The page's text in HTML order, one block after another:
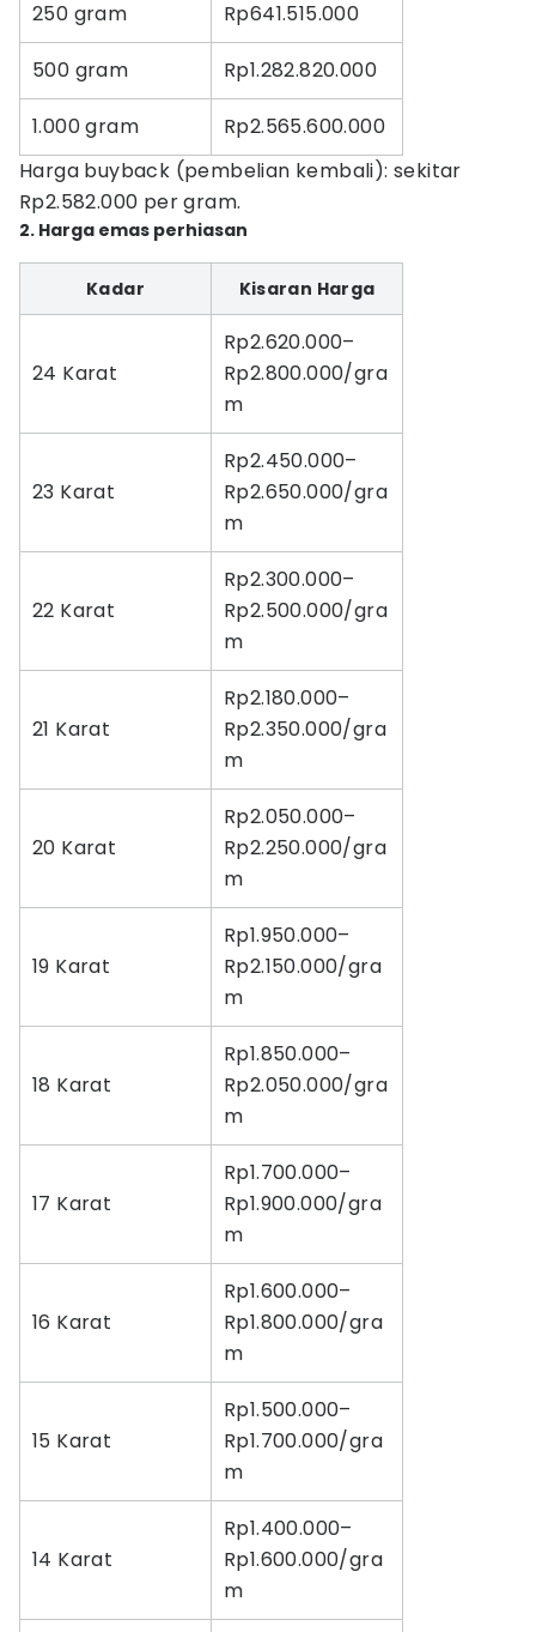
250 gram Rp641.515.000
500 gram Rp1.282.820.000
1.000 gram
Rp2.565.600.000
Harga buyback (pembelian kembali): sekitar
Rp2.582.000 per gram.
2. Harga emas perhiasan
Kadar Kisaran Harga
24 Karat
Rp2.620.000–
Rp2.800.000/gra
m
23 Karat
Rp2.450.000–
Rp2.650.000/gra
m
22 Karat
Rp2.300.000–
Rp2.500.000/gra
m
21 Karat
Rp2.180.000–
Rp2.350.000/gra
m
20 Karat
Rp2.050.000–
Rp2.250.000/gra
m
19 Karat
Rp1.950.000–
Rp2.150.000/gra
m
18 Karat
Rp1.850.000–
Rp2.050.000/gra
m
17 Karat
Rp1.700.000–
Rp1.900.000/gra
m
16 Karat
Rp1.600.000–
Rp1.800.000/gra
m
15 Karat
Rp1.500.000–
Rp1.700.000/gra
m
14 Karat
Rp1.400.000–
Rp1.600.000/gra
m